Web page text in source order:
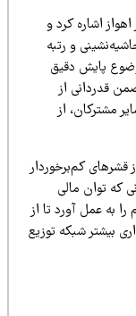
کرد و
و رتبه
دقیق
از
از
کم‌برخوردار
مالی
آورد تا از
شبکه توزیع